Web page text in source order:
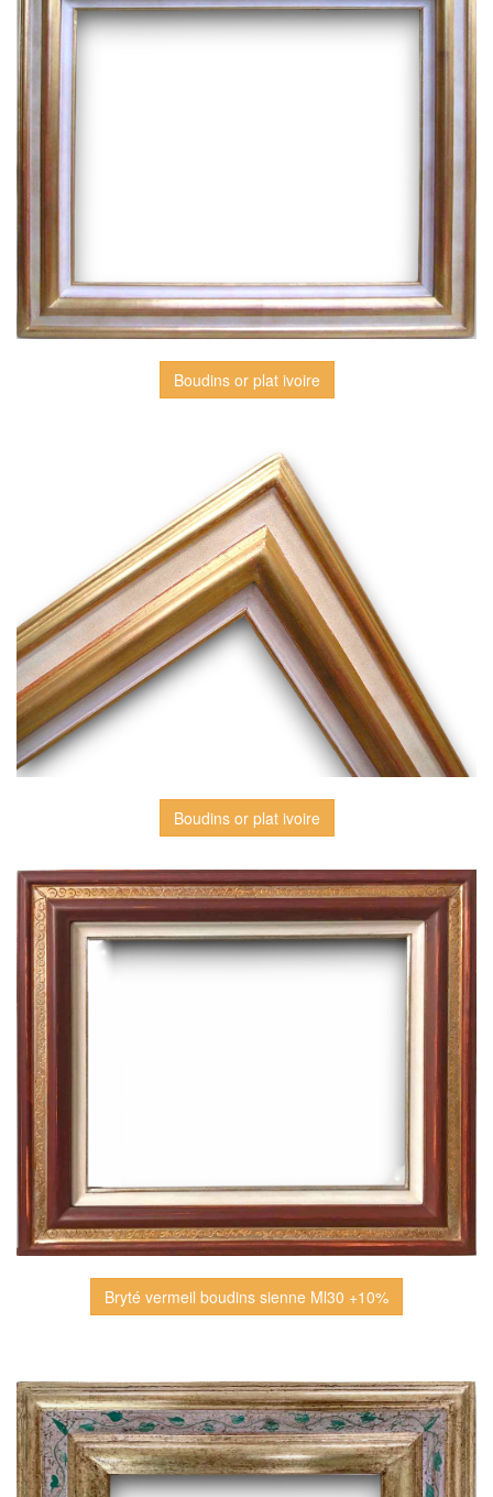
Boudins or plat ivoire
Boudins or plat ivoire
Bryté vermeil boudins sienne Ml30 +10%